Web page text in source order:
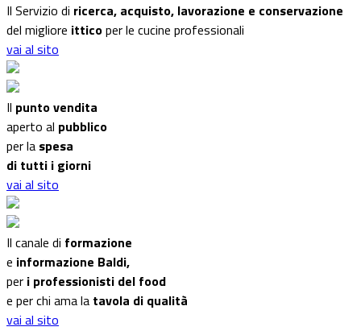
Il Servizio di ricerca, acquisto, lavorazione e conservazione
del migliore itticoper le cucine professionali
vai al sito
Il punto vendita
aperto al pubblico
per la spesa
di tutti i giorni
vai al sito
Il canale di formazione
e informazione Baldi,
per i professionisti del food
e per chi ama la tavola di qualità
vai al sito